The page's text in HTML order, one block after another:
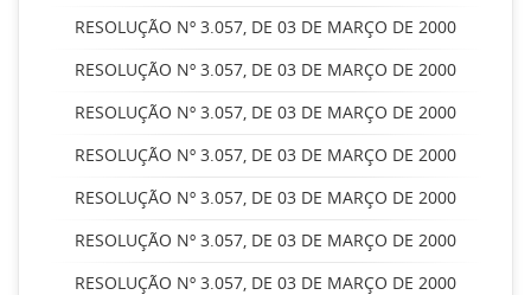
RESOLUÇÃO Nº 3.057, DE 03 DE MARÇO DE 2000
RESOLUÇÃO Nº 3.057, DE 03 DE MARÇO DE 2000
RESOLUÇÃO Nº 3.057, DE 03 DE MARÇO DE 2000
RESOLUÇÃO Nº 3.057, DE 03 DE MARÇO DE 2000
RESOLUÇÃO Nº 3.057, DE 03 DE MARÇO DE 2000
RESOLUÇÃO Nº 3.057, DE 03 DE MARÇO DE 2000
RESOLUÇÃO Nº 3.057, DE 03 DE MARÇO DE 2000